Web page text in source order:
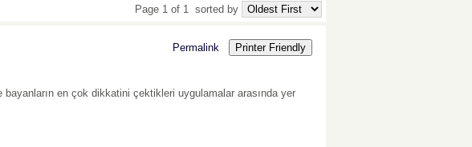
Page 1 of 1 sorted by
Permalink
Printer Friendly
en çok dikkatini çektikleri uygulamalar arasında yer